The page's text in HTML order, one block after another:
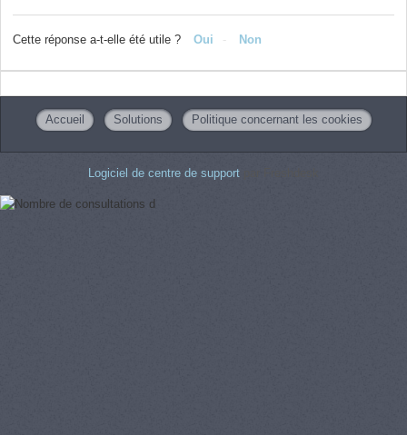
Cette réponse a-t-elle été utile ? Oui Non
Accueil Solutions Politique concernant les cookies
Logiciel de centre de support